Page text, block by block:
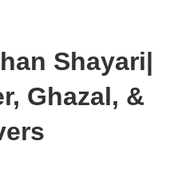
Shayari|
Ghazal, &